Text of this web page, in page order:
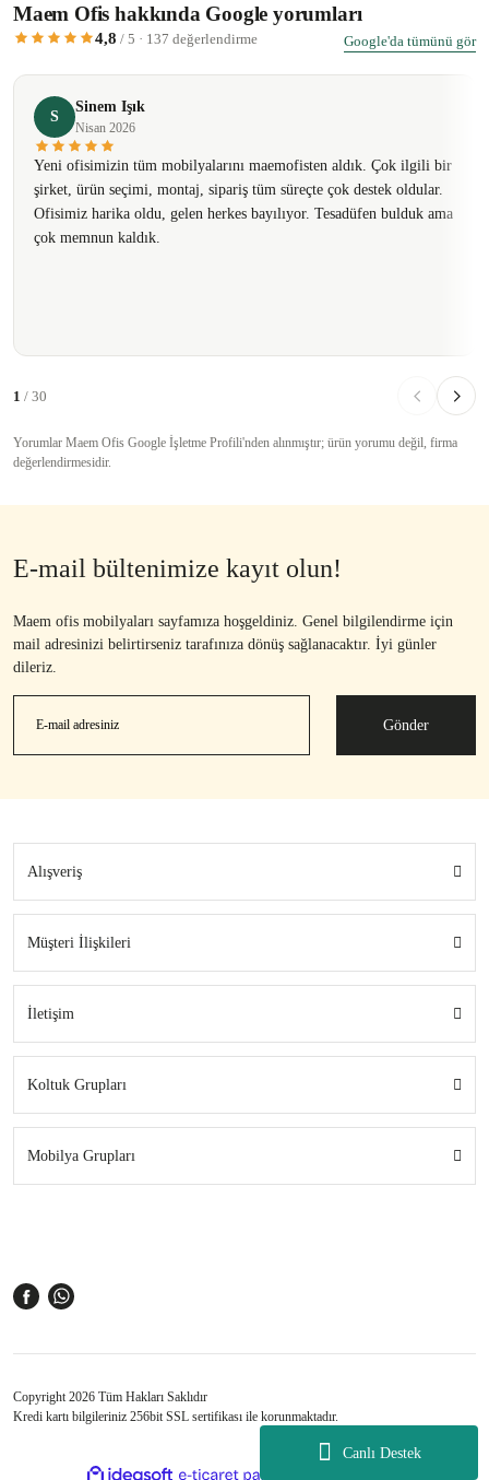
Canlı Destek
Maem Ofis hakkında Google yorumları
4,8 / 5 · 137 değerlendirme Google'da tümünü gör
S
Sinem Işık
Nisan 2026
Yeni ofisimizin tüm mobilyalarını maemofisten aldık. Çok ilgili bir
şirket, ürün seçimi, montaj, sipariş tüm süreçte çok destek oldular.
Ofisimiz harika oldu, gelen herkes bayılıyor. Tesadüfen bulduk ama
çok memnun kaldık.
1 / 30
Yorumlar Maem Ofis Google İşletme Profili'nden alınmıştır; ürün yorumu değil, firma
değerlendirmesidir.
E-mail bültenimize kayıt olun!
Maem ofis mobilyaları sayfamıza hoşgeldiniz. Genel bilgilendirme için
mail adresinizi belirtirseniz tarafınıza dönüş sağlanacaktır. İyi günler
dileriz.
Gönder
Alışveriş
Müşteri İlişkileri
İletişim
Koltuk Grupları
Mobilya Grupları
Copyright 2026 Tüm Hakları Saklıdır
Kredi kartı bilgileriniz 256bit SSL sertifikası ile korunmaktadır.
ideasoft